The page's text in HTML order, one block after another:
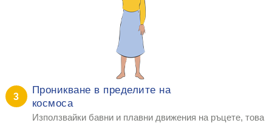
3
Проникване в пределите на
космоса
Използвайки бавни и плавни движения на ръцете, това